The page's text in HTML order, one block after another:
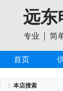
远东
专业 简
首页
本店搜索